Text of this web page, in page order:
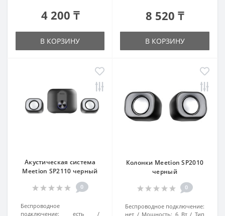
4 200 ₸
В КОРЗИНУ
8 520 ₸
В КОРЗИНУ
Акустическая система
Meetion SP2110 черный
0
Беспроводное
подключение:
есть
Колонки Meetion SP2010
черный
0
Беспроводное подключение:
нет
Мощность: 6 Вт
Тип